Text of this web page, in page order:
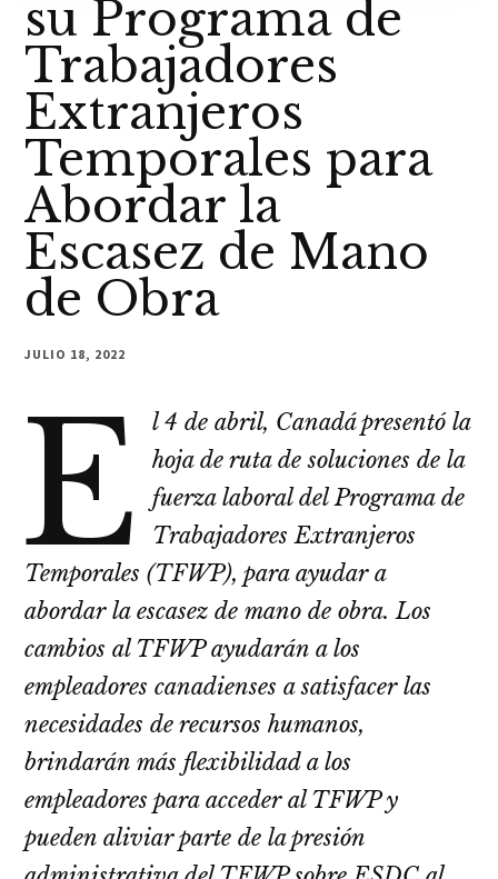
su Programa de
Trabajadores
Extranjeros
Temporales para
Abordar la
Escasez de Mano
de Obra
JULIO 18, 2022
E
l 4 de abril, Canadá presentó la
hoja de ruta de soluciones de la
fuerza laboral del Programa de
Trabajadores Extranjeros
Temporales (TFWP), para ayudar a
abordar la escasez de mano de obra. Los
cambios al TFWP ayudarán a los
empleadores canadienses a satisfacer las
necesidades de recursos humanos,
brindarán más flexibilidad a los
empleadores para acceder al TFWP y
pueden aliviar parte de la presión